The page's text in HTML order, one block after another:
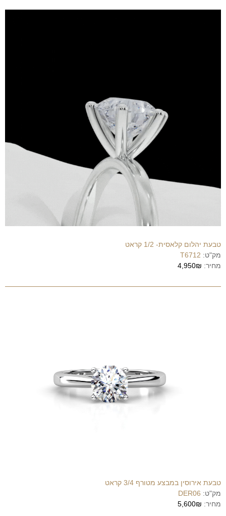
טבעת יהלום קלאסית- 1/2 קראט
מק"ט: T6712
מחיר: 4,950₪
טבעת אירוסין במבצע מטורף 3/4 קראט
מק"ט: DER06
מחיר: 5,600₪